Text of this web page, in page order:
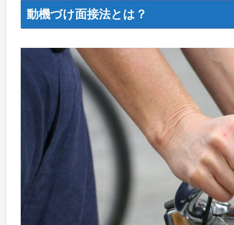
動機づけ面接法とは？